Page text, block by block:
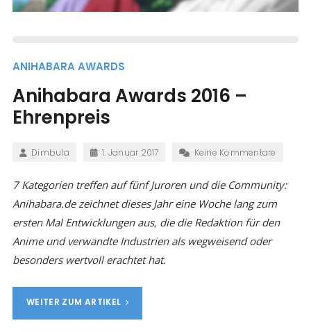
ANIHABARA AWARDS
Anihabara Awards 2016 –
Ehrenpreis
Dimbula 1. Januar 2017 Keine Kommentare
7 Kategorien treffen auf fünf Juroren und die Community:
Anihabara.de zeichnet dieses Jahr eine Woche lang zum
ersten Mal Entwicklungen aus, die die Redaktion für den
Anime und verwandte Industrien als wegweisend oder
besonders wertvoll erachtet hat.
WEITER ZUM ARTIKEL